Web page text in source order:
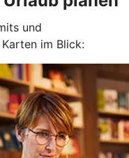
und
im Blick: